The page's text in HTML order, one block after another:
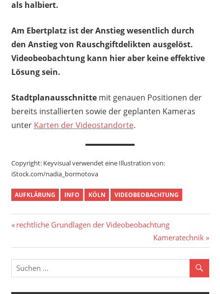
als halbiert.
Am Ebertplatz ist der Anstieg wesentlich durch
den Anstieg von Rauschgiftdelikten ausgelöst.
Videobeobachtung kann hier aber keine effektive
Lösung sein.
Stadtplanausschnitte mit genauen Positionen der
bereits installierten sowie der geplanten Kameras
unter Karten der Videostandorte.
Copyright: Keyvisual verwendet eine Illustration von:
iStock.com/nadia_bormotova
AUFKLÄRUNG INFO KÖLN VIDEOBEOBACHTUNG
Beitragsnavigation
Vorheriger
rechtliche Grundlagen der Videobeobachtung
Nächster
Beitrag:
Kameratechnik